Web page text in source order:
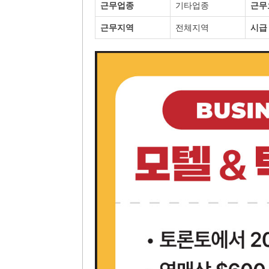
근무업종 기타업종 근
근무지역 전체지역 시급